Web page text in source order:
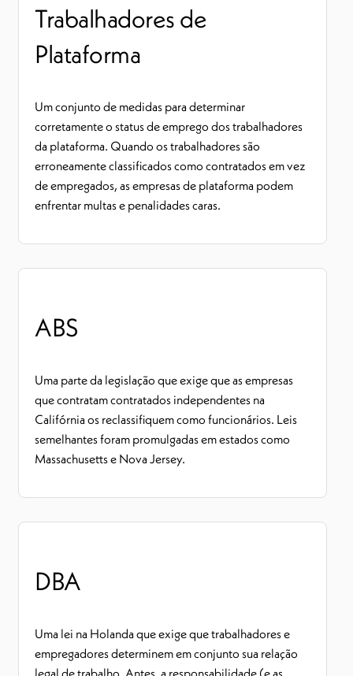
Trabalhadores de
Plataforma
Um conjunto de medidas para determinar
corretamente o status de emprego dos trabalhadores
da plataforma. Quando os trabalhadores são
erroneamente classificados como contratados em vez
de empregados, as empresas de plataforma podem
enfrentar multas e penalidades caras.
ABS
Uma parte da legislação que exige que as empresas
que contratam contratados independentes na
Califórnia os reclassifiquem como funcionários. Leis
semelhantes foram promulgadas em estados como
Massachusetts e Nova Jersey.
DBA
Uma lei na Holanda que exige que trabalhadores e
empregadores determinem em conjunto sua relação
legal de trabalho. Antes, a responsabilidade (e as